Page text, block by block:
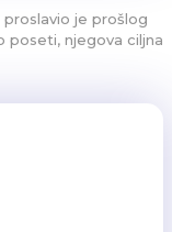
proslavio je prošlog
poseti, njegova ciljna